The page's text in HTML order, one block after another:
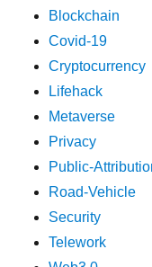
Blockchain
Covid-19
Cryptocurrency
Lifehack
Metaverse
Privacy
Public-
Road-Vehicle
Security
Telework